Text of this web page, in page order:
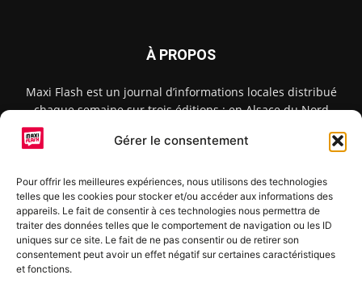
Gérer le consentement
Pour offrir les meilleures expériences, nous utilisons des technologies
telles que les cookies pour stocker et/ou accéder aux informations des
appareils. Le fait de consentir à ces technologies nous permettra de
traiter des données telles que le comportement de navigation ou les ID
uniques sur ce site. Le fait de ne pas consentir ou de retirer son
consentement peut avoir un effet négatif sur certaines caractéristiques
et fonctions.
À PROPOS
Maxi Flash est un journal d’informations locales distribué
chaque semaine sur trois éditions : en Alsace du Nord
depuis 2015, dans les secteurs d’Obernai-Molsheim-Erstein
depuis 2022, et à Colmar, Vignoble et Plaine depuis 2023.
SUIVEZ-NOUS